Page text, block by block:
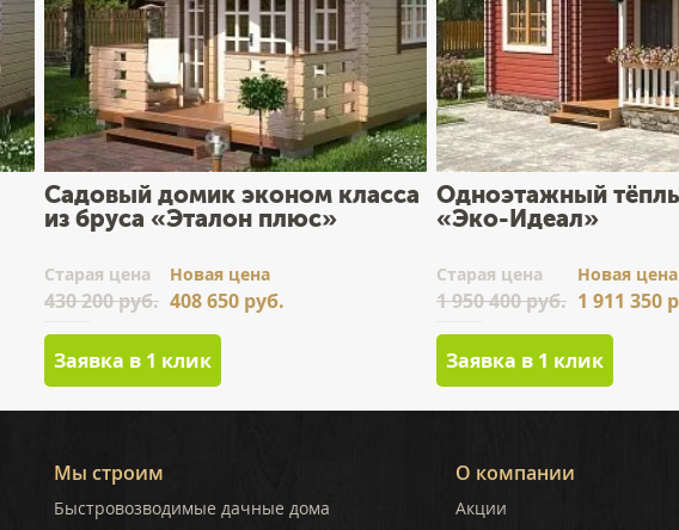
Садовый домик эконом класса
из бруса «Эталон плюс»
Cтарая цена
430 200 руб.
Новая цена
408 650 руб.
Заявка в 1 клик
Одноэтажный
«Эко-Идеал»
Cтарая цена
1 950 400 руб.
Новая цена
1 911 350
Заявка в 1 клик
Мы строим
Быстровозводимые дачные дома
О компании
Акции